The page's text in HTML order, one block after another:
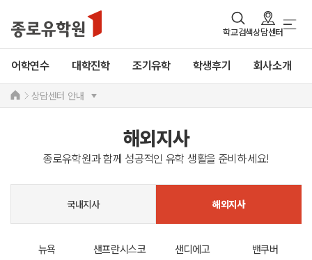
학교검색상담센터
어학연수 대학진학 조기유학 학생후기 회사소개
상담센터 안내
해외지사
종로유학원과 함께 성공적인 유학 생활을 준비하세요!
국내지사 해외지사
뉴욕 샌프란시스코 샌디에고
밴쿠버